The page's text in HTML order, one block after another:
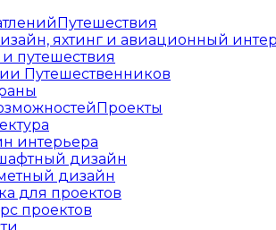
Путешествия
яхтинг и авиационный
путешествия
Путешественников
Проекты
интерьера
дизайн
дизайн
для проектов
проектов